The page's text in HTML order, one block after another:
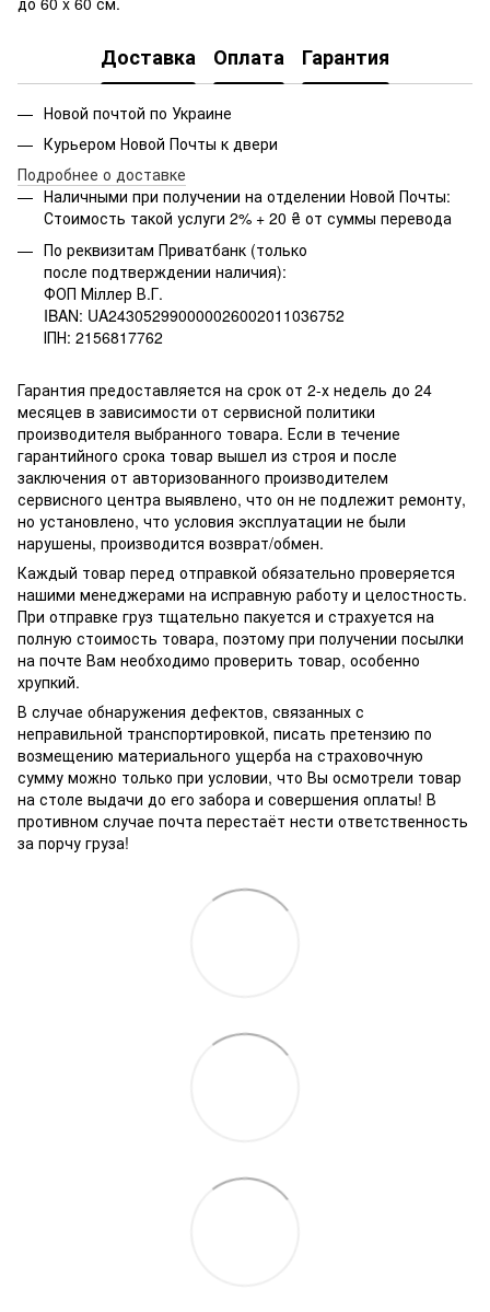
Доставка Оплата Гарантия
Новой почтой по Украине
Курьером Новой Почты к двери
Подробнее о доставке
Наличными при получении на отделении Новой Почты:
Стоимость такой услуги 2% + 20 ₴ от суммы перевода
По реквизитам Приватбанк (только
после подтверждении наличия):
ФОП Міллер В.Г.
IBAN: UA243052990000026002011036752
ІПН: 2156817762
Гарантия предоставляется на срок от 2-х недель до 24
месяцев в зависимости от сервисной политики
производителя выбранного товара. Если в течение
гарантийного срока товар вышел из строя и после
заключения от авторизованного производителем
сервисного центра выявлено, что он не подлежит ремонту,
но установлено, что условия эксплуатации не были
нарушены, производится возврат/обмен.
Каждый товар перед отправкой обязательно проверяется
нашими менеджерами на исправную работу и целостность.
При отправке груз тщательно пакуется и страхуется на
полную стоимость товара, поэтому при получении посылки
на почте Вам необходимо проверить товар, особенно
хрупкий.
В случае обнаружения дефектов, связанных с
неправильной транспортировкой, писать претензию по
возмещению материального ущерба на страховочную
сумму можно только при условии, что Вы осмотрели товар
на столе выдачи до его забора и совершения оплаты! В
противном случае почта перестаёт нести ответственность
за порчу груза!